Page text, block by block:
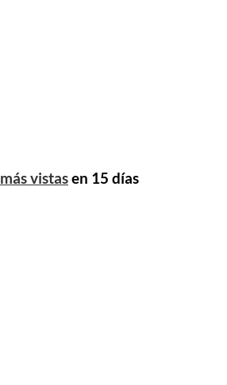
más vistasen 15 días